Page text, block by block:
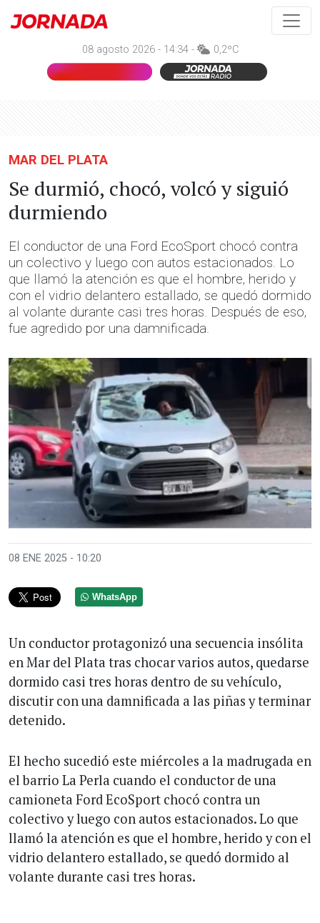
08 agosto 2026 - 14:34 - 0,2ºC
MAR DEL PLATA
Se durmió, chocó, volcó y siguió
durmiendo
El conductor de una Ford EcoSport chocó contra
un colectivo y luego con autos estacionados. Lo
que llamó la atención es que el hombre, herido y
con el vidrio delantero estallado, se quedó dormido
al volante durante casi tres horas. Después de eso,
fue agredido por una damnificada.
08 ENE 2025 - 10:20
WhatsApp
Un conductor protagonizó una secuencia insólita
en Mar del Plata tras chocar varios autos, quedarse
dormido casi tres horas dentro de su vehículo,
discutir con una damnificada a las piñas y terminar
detenido.
El hecho sucedió este miércoles a la madrugada en
el barrio La Perla cuando el conductor de una
camioneta Ford EcoSport chocó contra un
colectivo y luego con autos estacionados. Lo que
llamó la atención es que el hombre, herido y con el
vidrio delantero estallado, se quedó dormido al
volante durante casi tres horas.